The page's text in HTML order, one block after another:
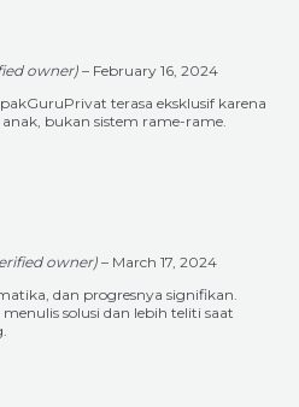
owner)– February 16, 2024
terasa eksklusif karena
bukan sistem rame-rame.
owner)– March 17, 2024
dan progresnya signifikan.
solusi dan lebih teliti saat